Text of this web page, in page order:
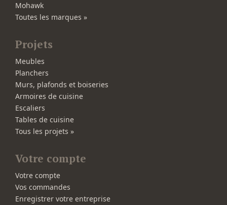
Mohawk
Toutes les marques »
Projets
Meubles
Planchers
Murs, plafonds et boiseries
Armoires de cuisine
Escaliers
Tables de cuisine
Tous les projets »
Votre compte
Votre compte
Vos commandes
Enregistrer votre entreprise